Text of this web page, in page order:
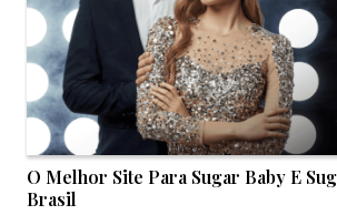
O Melhor Site Para Sugar Baby E
Brasil